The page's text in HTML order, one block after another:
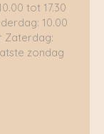
tot 17.30
10.00
Zaterdag:
zondag